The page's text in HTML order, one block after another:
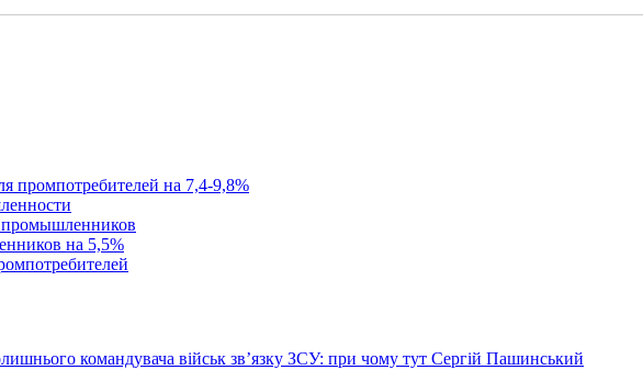
промпотребителей на 7,4-9,8%
промышленников
на 5,5%
командувача військ зв’язку ЗСУ: при чому тут Сергій Пашинський